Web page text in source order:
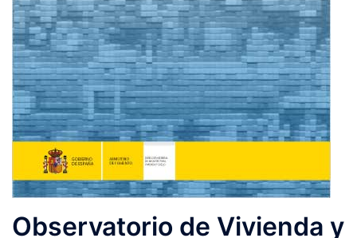
Observatorio de Vivienda y